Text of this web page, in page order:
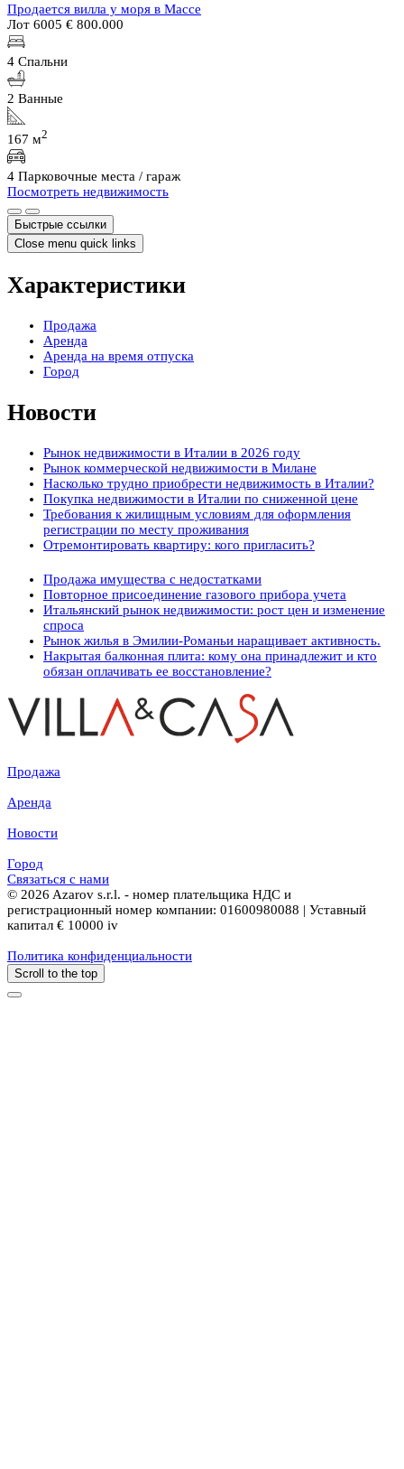
Продается вилла у моря в Массе
Лот 6005 € 800.000
4 Спальни
2 Ванные
167 м2
4 Парковочные места / гараж
Посмотреть недвижимость
Быстрые ссылки
Close menu quick links
Характеристики
Продажа
Аренда
Аренда на время отпуска
Город
Новости
Рынок недвижимости в Италии в 2026 году
Рынок коммерческой недвижимости в Милане
Насколько трудно приобрести недвижимость в Италии?
Покупка недвижимости в Италии по сниженной цене
Требования к жилищным условиям для оформления
регистрации по месту проживания
Отремонтировать квартиру: кого пригласить?
Продажа имущества с недостатками
Повторное присоединение газового прибора учета
Итальянский рынок недвижимости: рост цен и изменение
спроса
Рынок жилья в Эмилии-Романьи наращивает активность.
Накрытая балконная плита: кому она принадлежит и кто
обязан оплачивать ее восстановление?
Продажа
Аренда
Новости
Город
Связаться с нами
© 2026 Azarov s.r.l. - номер плательщика НДС и
регистрационный номер компании: 01600980088 | Уставный
капитал € 10000 iv
Политика конфиденциальности
Scroll to the top